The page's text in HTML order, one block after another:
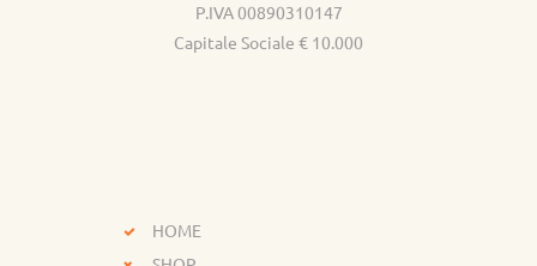
P.IVA 00890310147
Capitale Sociale € 10.000
HOME